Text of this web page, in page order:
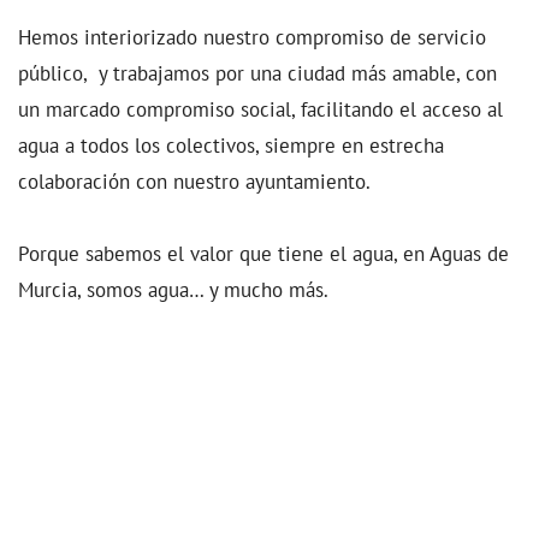
Hemos interiorizado nuestro compromiso de servicio
público, ytrabajamos por una ciudad más amable, con
un marcado compromiso social, facilitando el acceso al
agua a todos los colectivos, siempre en estrecha
colaboración con nuestro ayuntamiento.
Porque sabemos el valor que tiene el agua, en Aguas de
Murcia, somos agua… y mucho más.